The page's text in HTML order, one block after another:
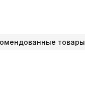
товары